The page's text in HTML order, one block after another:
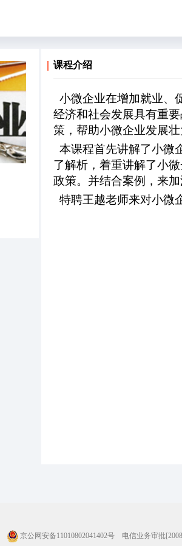
课程介绍
小微企业在增加就业、
经济和社会发展具有重
策，帮助小微企业发展壮
本课程首先讲解了小微
了解析，着重讲解了小
政策。并结合案例，来
特聘王越老师来对小微
京公网安备11010802041402号 电信业务审批